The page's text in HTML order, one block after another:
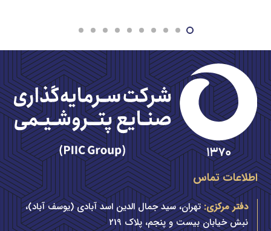
اطلاعات تماس
دفتر مرکزی: تهران، سید جمال الدین اسد آبادی (یوسف آباد)،
نبش خیابان بیست و پنجم، پلاک 219